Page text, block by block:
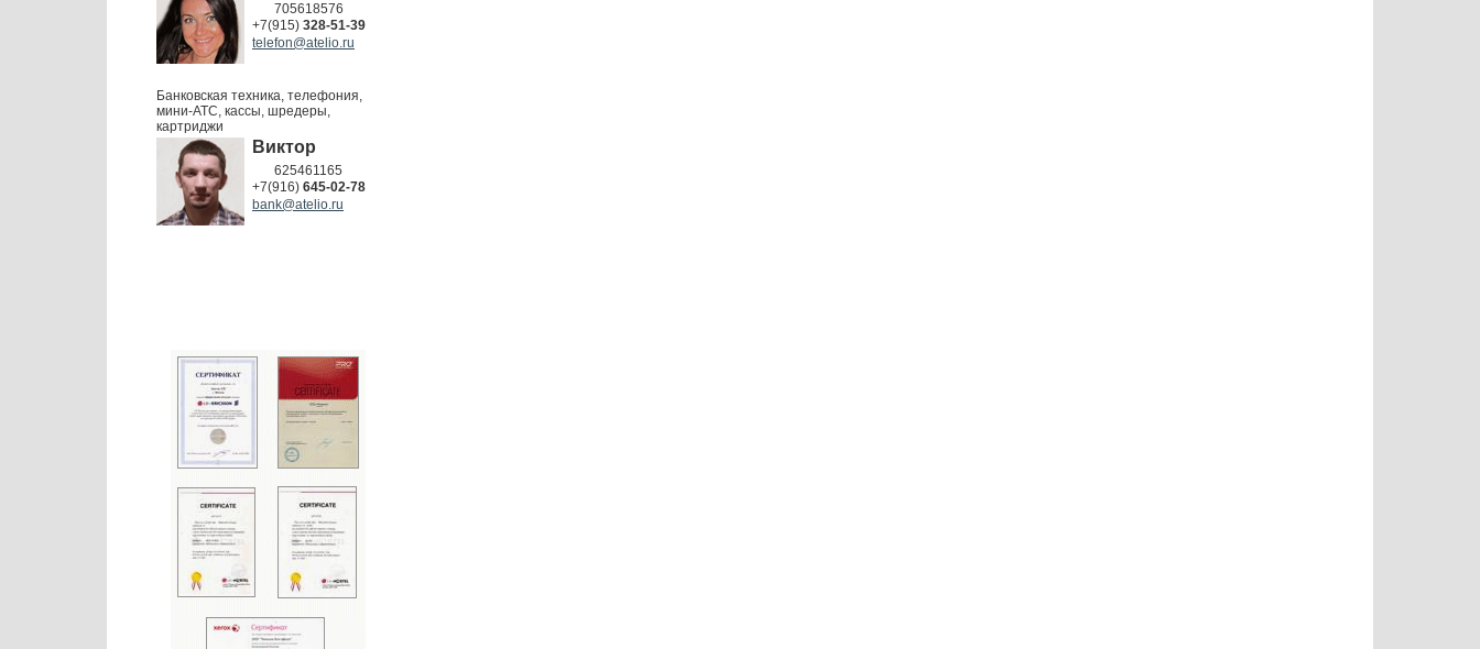
705618576
+7(915) 328-51-39
telefon@atelio.ru
Банковская техника, телефония,
мини-АТС, кассы, шредеры,
картриджи
Виктор
625461165
+7(916) 645-02-78
bank@atelio.ru